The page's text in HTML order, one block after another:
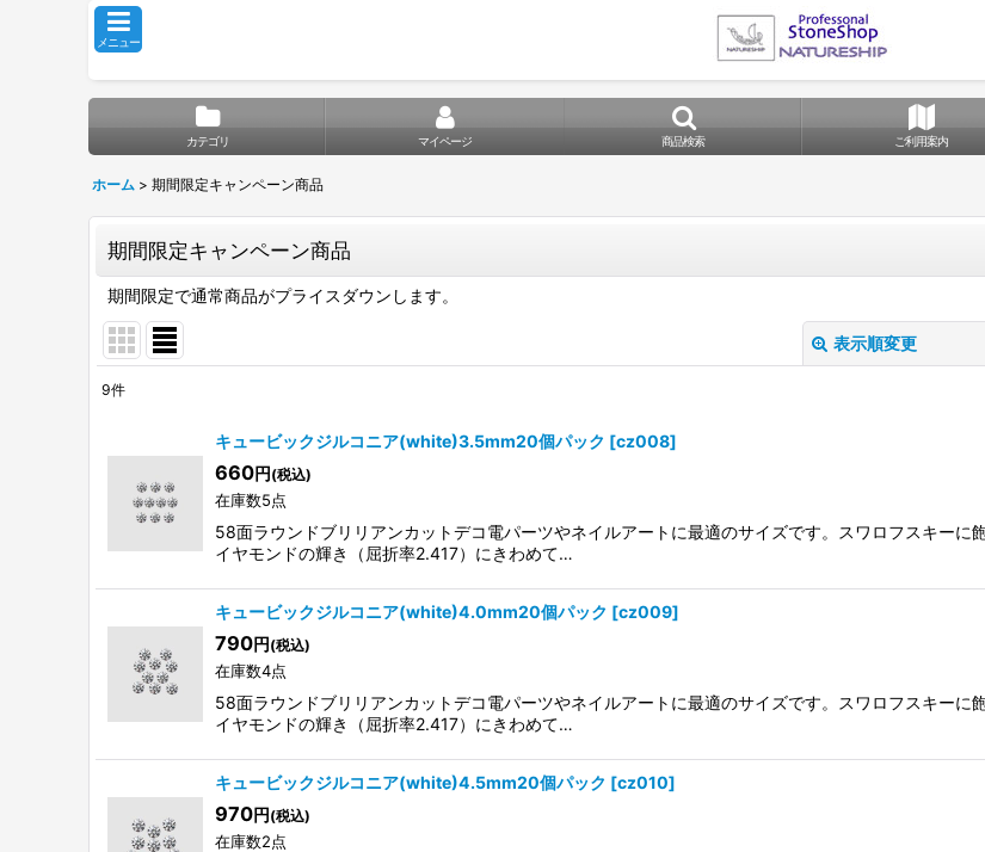
メニュー
カテゴリ マイページ 商品検索 ご利用案内
ホーム > 期間限定キャンペーン商品
期間限定キャンペーン商品
期間限定で通常商品がプライスダウンします。
表示順変更
並び順
絞り込む
9件
キュービックジルコニア(white)3.5mm20個パック [cz008]
660円 (税込)
在庫数5点
58面ラウンドブリリアンカットデコ電パーツやネイルアートに最適のサイズです。スワロフスキー
イヤモンドの輝き（屈折率2.417）にきわめて…
キュービックジルコニア(white)4.0mm20個パック [cz009]
790円 (税込)
在庫数4点
58面ラウンドブリリアンカットデコ電パーツやネイルアートに最適のサイズです。スワロフスキー
イヤモンドの輝き（屈折率2.417）にきわめて…
キュービックジルコニア(white)4.5mm20個パック [cz010]
970円 (税込)
在庫数2点